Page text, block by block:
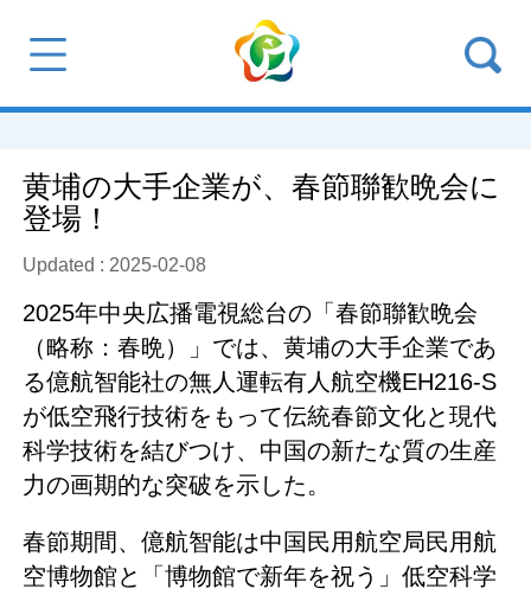
黄埔の大手企業が、春節聯歓晩会に
登場！
Updated : 2025-02-08
2025年中央広播電視総台の「春節聯歓晩会
（略称：春晩）」では、黄埔の大手企業であ
る億航智能社の無人運転有人航空機EH216-S
が低空飛行技術をもって伝統春節文化と現代
科学技術を結びつけ、中国の新たな質の生産
力の画期的な突破を示した。
春節期間、億航智能は中国民用航空局民用航
空博物館と「博物館で新年を祝う」低空科学